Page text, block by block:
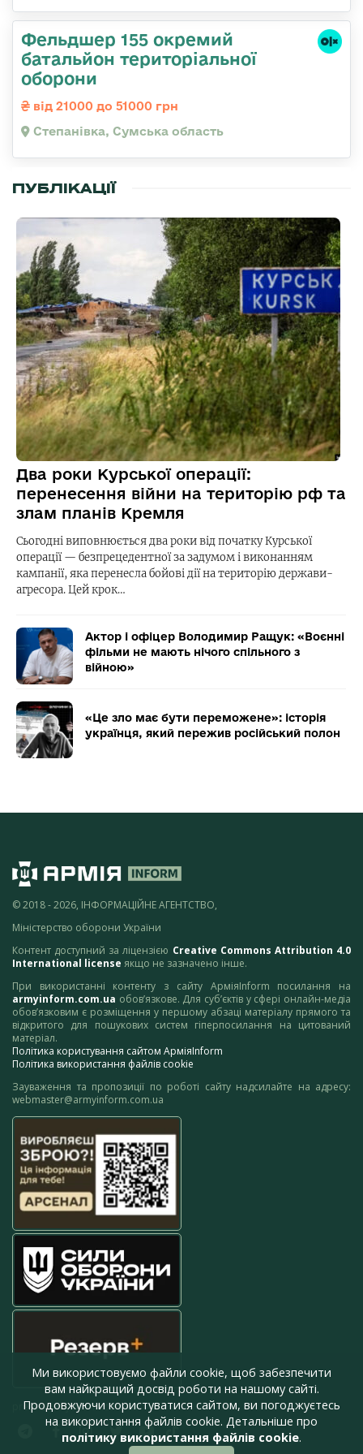
Фельдшер 155 окремий
батальйон територіальної
оборони
від 21000 до 51000 грн
Степанівка, Сумська область
ПУБЛІКАЦІЇ
Два роки Курської операції:
перенесення війни на територію рф та
злам планів Кремля
Сьогодні виповнюється два роки від початку Курської
операції — безпрецедентної за задумом і виконанням
кампанії, яка перенесла бойові дії на територію держави-
агресора. Цей крок…
Актор і офіцер Володимир Ращук: «Воєнні
фільми не мають нічого спільного з
війною»
«Це зло має бути переможене»: історія
українця, який пережив російський полон
© 2018 - 2026, ІНФОРМАЦІЙНЕ АГЕНТСТВО,
Міністерство оборони України
Контент доступний за ліцензією Creative Commons Attribution 4.0
International license якщо не зазначено інше.
При використанні контенту з сайту АрміяInform посилання на
armyinform.com.ua обов’язкове. Для суб’єктів у сфері онлайн-медіа
обов’язковим є розміщення у першому абзаці матеріалу прямого та
відкритого для пошукових систем гіперпосилання на цитований
матеріал.
Політика користування сайтом АрміяInform
Політика використання файлів cookie
Зауваження та пропозиції по роботі сайту надсилайте на адресу:
webmaster@armyinform.com.ua
press@armyinform.com.ua
Ми використовуємо файли cookie, щоб забезпечити
вам найкращий досвід роботи на нашому сайті.
Продовжуючи користуватися сайтом, ви погоджуєтесь
на використання файлів cookie. Детальніше про
політику використання файлів cookie.